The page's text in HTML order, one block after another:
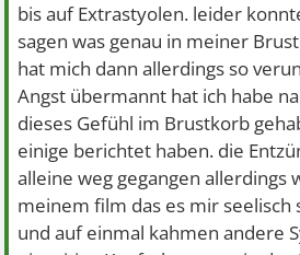
bis auf Extrastyolen. leider
sagen was genau in meiner
hat mich dann allerdings so
Angst übermannt hat ich habe
dieses Gefühl im Brustkorb
einige berichtet haben. die
alleine weg gegangen allerdings
meinem film das es mir seelisch
und auf einmal kahmen andere